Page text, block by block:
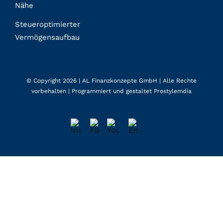
Nähe
Steueroptimierter
Vermögensaufbau
© Copyright 2026 | AL Finanzkonzepte GmbH | Alle Rechte
vorbehalten | Programmiert und gestaltet Prostylemdia